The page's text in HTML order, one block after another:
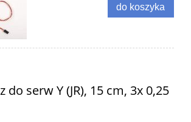
do koszyka
do serw Y (JR), 15 cm, 3x 0,25